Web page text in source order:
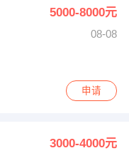
5000-8000元
08-08
申请
3000-4000元